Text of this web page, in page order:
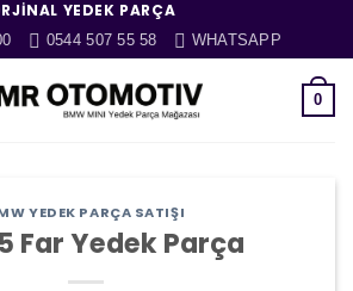
YEDEK PARÇA
0544 507 55 58 WHATSAPP
0
YEDEK PARÇA SATIŞI
Far Yedek Parça